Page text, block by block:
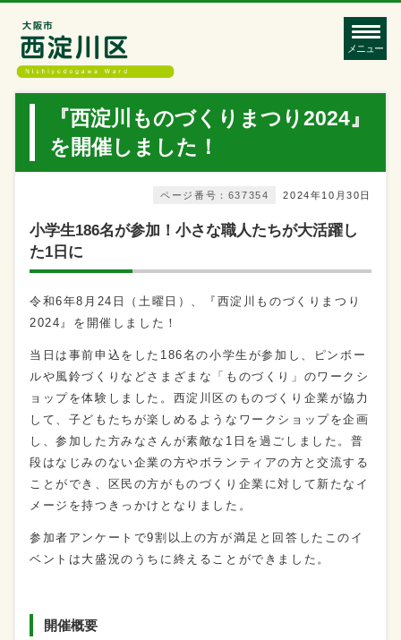
メニュー
『西淀川ものづくりまつり2024』
を開催しました！
2024年10月30日
ページ番号：637354
小学生186名が参加！小さな職人たちが大活躍し
た1日に
令和6年8月24日（土曜日）、『西淀川ものづくりまつり
2024』を開催しました！
当日は事前申込をした186名の小学生が参加し、ピンボー
ルや風鈴づくりなどさまざまな「ものづくり」のワークシ
ョップを体験しました。西淀川区のものづくり企業が協力
して、子どもたちが楽しめるようなワークショップを企画
し、参加した方みなさんが素敵な1日を過ごしました。普
段はなじみのない企業の方やボランティアの方と交流する
ことができ、区民の方がものづくり企業に対して新たなイ
メージを持つきっかけとなりました。
参加者アンケートで9割以上の方が満足と回答したこのイ
ベントは大盛況のうちに終えることができました。
開催概要